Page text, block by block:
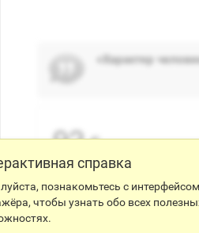
справка
познакомьтесь с
чтобы узнать обо всех